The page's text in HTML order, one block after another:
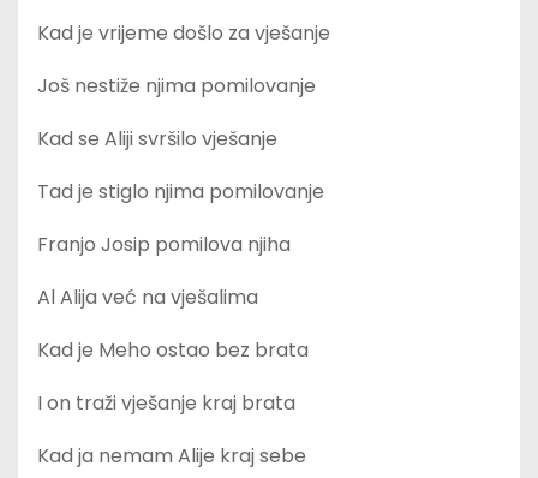
Kad je vrijeme došlo za vješanje
Još nestiže njima pomilovanje
Kad se Aliji svršilo vješanje
Tad je stiglo njima pomilovanje
Franjo Josip pomilova njiha
Al Alija već na vješalima
Kad je Meho ostao bez brata
I on traži vješanje kraj brata
Kad ja nemam Alije kraj sebe